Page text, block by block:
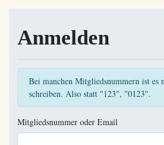
Anmelden
Bei manchen Mitgliedsnummern ist es
schreiben. Also statt "123", "0123".
Mitgliedsnummer oder Email